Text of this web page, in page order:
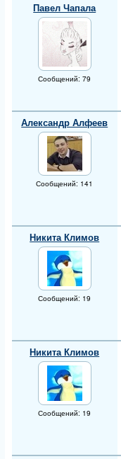
Павел Чапала
Сообщений: 79
Александр Алфеев
Сообщений: 141
Никита Климов
Сообщений: 19
Никита Климов
Сообщений: 19